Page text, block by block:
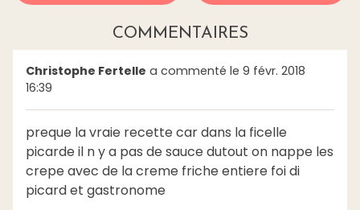
COMMENTAIRES
Christophe Fertelle a commenté le 9 févr. 2018
16:39
preque la vraie recette car dans la ficelle
picarde il n y a pas de sauce dutout on nappe les
crepe avec de la creme friche entiere foi di
picard et gastronome